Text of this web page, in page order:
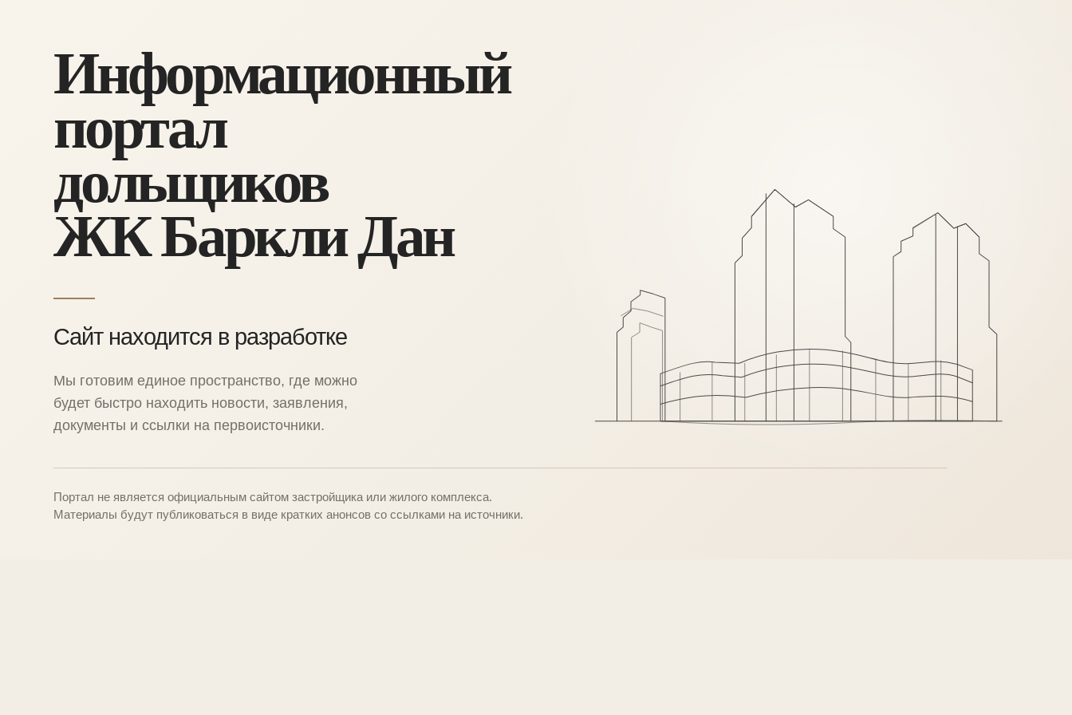
Информационный
портал
дольщиков
ЖК Баркли Дан
Сайт находится в разработке
Мы готовим единое пространство, где можно
будет быстро находить новости, заявления,
документы и ссылки на первоисточники.
Портал не является официальным сайтом застройщика или жилого комплекса.
Материалы будут публиковаться в виде кратких анонсов со ссылками на источники.